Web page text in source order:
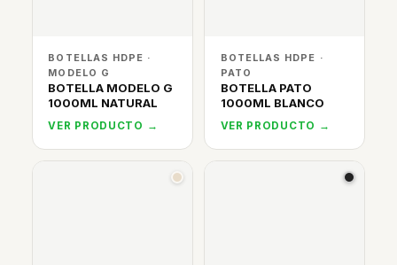
BOTELLAS HDPE ·
MODELO G
BOTELLA MODELO G
1000ML NATURAL
VER PRODUCTO →
BOTELLAS HDPE ·
PATO
BOTELLA PATO
1000ML BLANCO
VER PRODUCTO →